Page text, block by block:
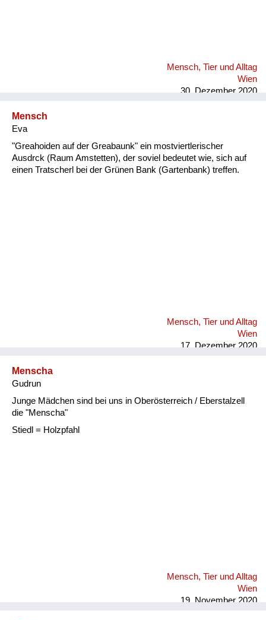
Mensch, Tier und Alltag
Wien
30. Dezember 2020
Mensch
Eva
"Greahoiden auf der Greabaunk" ein mostviertlerischer
Ausdrck (Raum Amstetten), der soviel bedeutet wie, sich auf
einen Tratscherl bei der Grünen Bank (Gartenbank) treffen.
Mensch, Tier und Alltag
Wien
17. Dezember 2020
Menscha
Gudrun
Junge Mädchen sind bei uns in Oberösterreich / Eberstalzell
die "Menscha"
Stiedl = Holzpfahl
Mensch, Tier und Alltag
Wien
19. November 2020